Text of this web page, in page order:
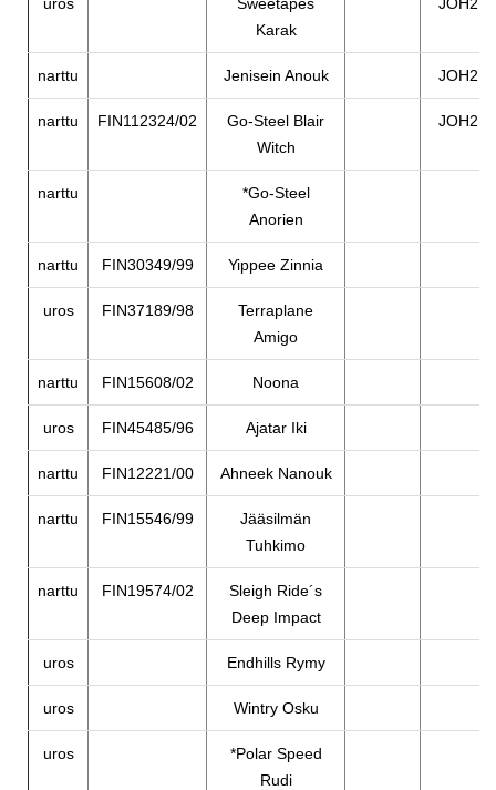
Karak
narttu Jenisein Anouk JOH2
narttu FIN112324/02
Go-Steel Blair
Witch
JOH2
narttu
*Go-Steel
Anorien
narttu FIN30349/99 Yippee Zinnia
uros FIN37189/98
Terraplane
Amigo
narttu FIN15608/02 Noona
uros FIN45485/96 Ajatar Iki
narttu FIN12221/00 Ahneek Nanouk
narttu FIN15546/99
Jääsilmän
Tuhkimo
narttu FIN19574/02
Sleigh Ride´s
Deep Impact
uros Endhills Rymy
uros Wintry Osku
uros
*Polar Speed
Rudi